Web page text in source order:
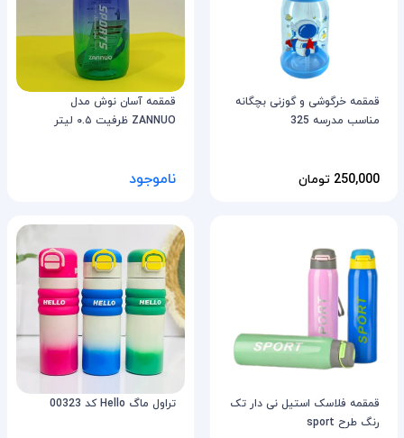
قمقمه خرگوشی و گوزنی بچگانه
مناسب مدرسه 325
250,000 تومان
قمقمه آسان نوش مدل
ZANNUO ظرفیت ۰.۵ لیتر
ناموجود
قمقمه فلاسک استیل نی دار تک
رنگ طرح sport
تراول ماگ Hello کد 00323